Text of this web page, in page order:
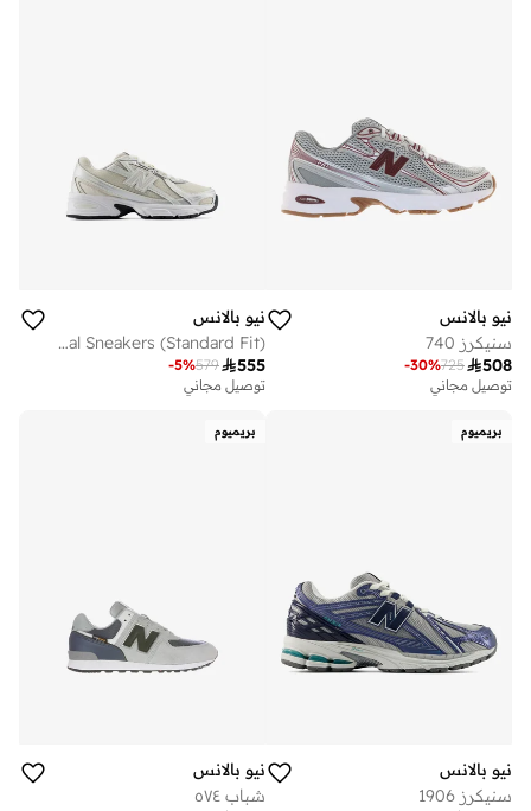
نيو بالانس
سنيكرز 740
508
725
-30%
توصيل مجاني
نيو بالانس
Kids 740 LACE casual Sneakers (Standard Fit)
555
579
-5%
توصيل مجاني
بريميوم
نيو بالانس
سنيكرز 1906
بريميوم
نيو بالانس
شباب ٥٧٤